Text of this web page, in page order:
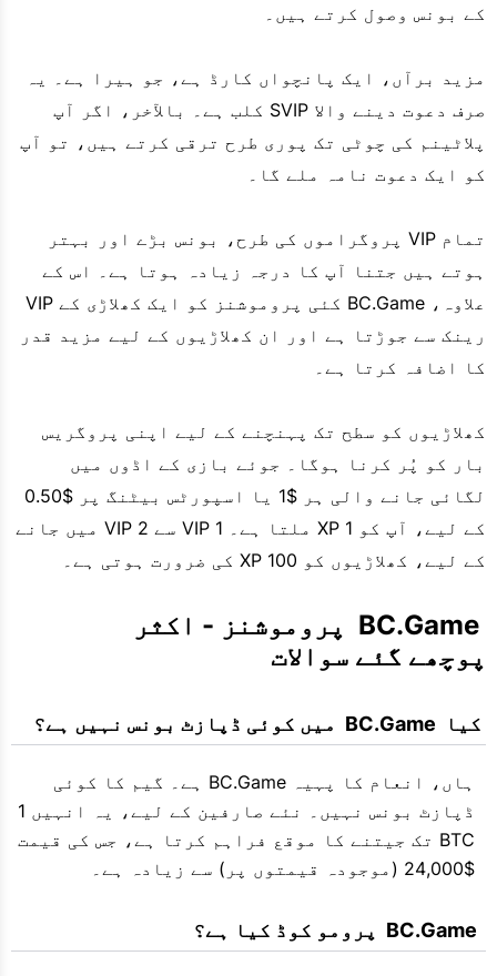
کے بونس وصول کرتے ہیں۔
مزید برآں، ایک پانچواں کارڈ ہے، جو ہیرا ہے۔ یہ
صرف دعوت دینے والا SVIP کلب ہے۔ بالآخر، اگر آپ
پلاٹینم کی چوٹی تک پوری طرح ترقی کرتے ہیں، تو آپ
کو ایک دعوت نامہ ملے گا۔
تمام VIP پروگراموں کی طرح، بونس بڑے اور بہتر
ہوتے ہیں جتنا آپ کا درجہ زیادہ ہوتا ہے۔ اس کے
علاوہ، BC.Game کئی پروموشنز کو ایک کھلاڑی کے VIP
رینک سے جوڑتا ہے اور ان کھلاڑیوں کے لیے مزید قدر
کا اضافہ کرتا ہے۔
کھلاڑیوں کو سطح تک پہنچنے کے لیے اپنی پروگریس
بار کو پُر کرنا ہوگا۔ جوئے بازی کے اڈوں میں
لگائی جانے والی ہر $1 یا اسپورٹس بیٹنگ پر $0.50
کے لیے، آپ کو 1 XP ملتا ہے۔ VIP 1 سے VIP 2 میں جانے
کے لیے، کھلاڑیوں کو 100 XP کی ضرورت ہوتی ہے۔
پوچھے گئے سوالات
ہاں، انعام کا پہیہ BC.Game ہے۔ گیم کا کوئی
ڈپازٹ بونس نہیں۔ نئے صارفین کے لیے، یہ انہیں 1
BTC تک جیتنے کا موقع فراہم کرتا ہے، جس کی قیمت
$24,000 (موجودہ قیمتوں پر) سے زیادہ ہے۔